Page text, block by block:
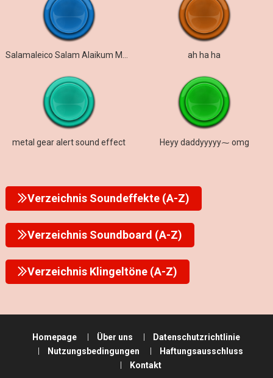
ah ha ha
metal gear alert sound effect Heyy daddyyyyy⁓ omg
Verzeichnis Soundeffekte (A-Z)
Verzeichnis Soundboard (A-Z)
Verzeichnis Klingeltöne (A-Z)
Homepage Über uns
Datenschutzrichtlinie
Nutzungsbedingungen
Haftungsausschluss
Kontakt